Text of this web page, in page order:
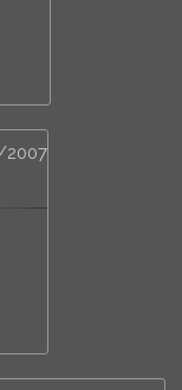
2007